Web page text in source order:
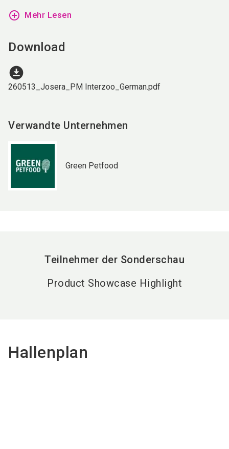
add_circle_outline Mehr Lesen
Download
download_for_offline
260513_Josera_PM Interzoo_German.pdf
Verwandte Unternehmen
Green Petfood
Teilnehmer der Sonderschau
Product Showcase Highlight
Hallenplan